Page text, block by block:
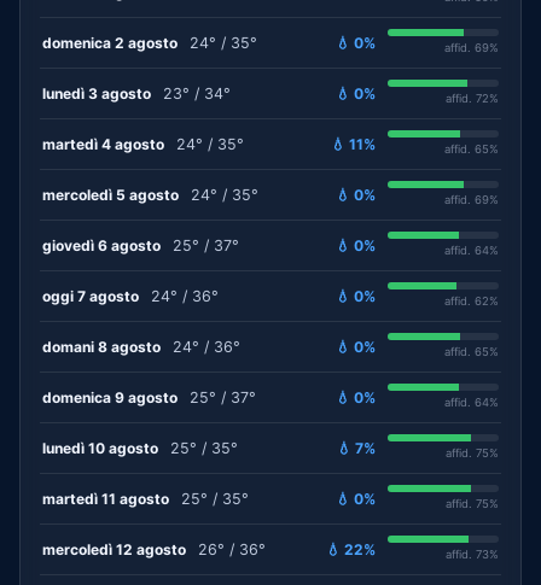
domenica 2 agosto 24° / 35° 💧 0% affid. 69%
lunedì 3 agosto 23° / 34° 💧 0% affid. 72%
martedì 4 agosto 24° / 35° 💧 11% affid. 65%
mercoledì 5 agosto 24° / 35° 💧 0% affid. 69%
giovedì 6 agosto 25° / 37° 💧 0% affid. 64%
oggi 7 agosto 24° / 36° 💧 0% affid. 62%
domani 8 agosto 24° / 36° 💧 0% affid. 65%
domenica 9 agosto 25° / 37° 💧 0% affid. 64%
lunedì 10 agosto 25° / 35° 💧 7% affid. 75%
martedì 11 agosto 25° / 35° 💧 0% affid. 75%
mercoledì 12 agosto 26° / 36° 💧 22% affid. 73%